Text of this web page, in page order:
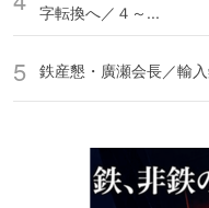
字転換へ／４～...
鉄産懇・廣瀬会長／輸